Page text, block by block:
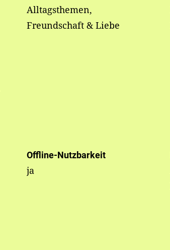
Alltagsthemen,
Freundschaft & Liebe
Offline-Nutzbarkeit
ja